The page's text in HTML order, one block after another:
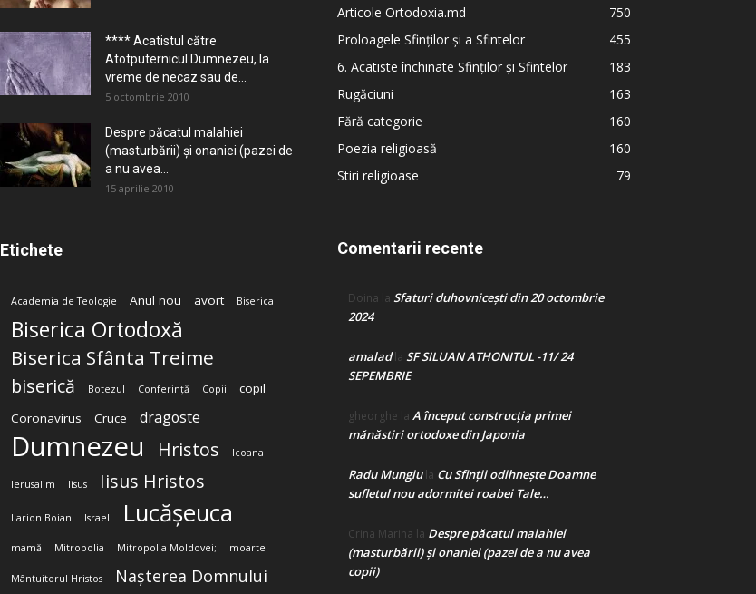
**** Acatistul către
Atotputernicul Dumnezeu, la
vreme de necaz sau de...
5 octombrie 2010
Despre păcatul malahiei
(masturbării) şi onaniei (pazei de
a nu avea...
15 aprilie 2010
Etichete
Academia de Teologie Anul nou avort Biserica
Biserica Ortodoxă
Biserica Sfânta Treime
biserică Botezul Conferință Copii
copil
Coronavirus
Cruce dragoste
Dumnezeu Hristos Icoana
Ierusalim Iisus Iisus Hristos
Ilarion Boian Israel Lucășeuca
mamă Mitropolia Mitropolia Moldovei; moarte
Mântuitorul Hristos Nașterea Domnului
Articole Ortodoxia.md
750
Proloagele Sfinților și a Sfintelor
455
6. Acatiste închinate Sfinților și Sfintelor
183
Rugăciuni
163
Fără categorie
160
Poezia religioasă
160
Stiri religioase
79
Comentarii recente
Doina la Sfaturi duhovnicești din 20 octombrie
2024
amaladla SF SILUAN ATHONITUL -11/ 24
SEPEMBRIE
gheorghe la A început construcţia primei
mănăstiri ortodoxe din Japonia
Radu Mungiula Cu Sfinții odihnește Doamne
sufletul nou adormitei roabei Tale…
Crina Marina la Despre păcatul malahiei
(masturbării) şi onaniei (pazei de a nu avea
copii)